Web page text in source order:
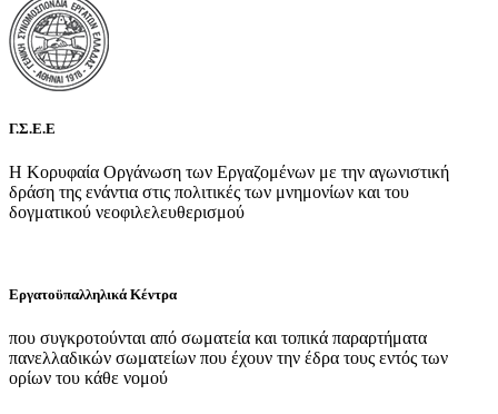
Γ.Σ.Ε.Ε
Η Κορυφαία Οργάνωση των Εργαζομένων με την αγωνιστική
δράση της ενάντια στις πολιτικές των μνημονίων και του
δογματικού νεοφιλελευθερισμού
Εργατοϋπαλληλικά Κέντρα
που συγκροτούνται από σωματεία και τοπικά παραρτήματα
πανελλαδικών σωματείων που έχουν την έδρα τους εντός των
ορίων του κάθε νομού